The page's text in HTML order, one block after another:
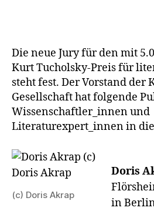
Die neue Jury für den mit
Kurt Tucholsky-Preis für
steht fest. Der Vorstand der
Gesellschaft hat folgende
Wissenschaftler_innen und
Literaturexpert_innen in
(c) Doris Akrap
Doris
in